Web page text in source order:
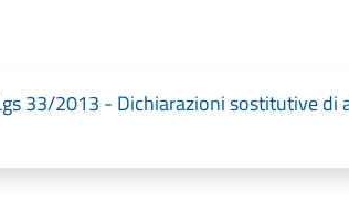
33/2013 - Dichiarazioni sostitutive di